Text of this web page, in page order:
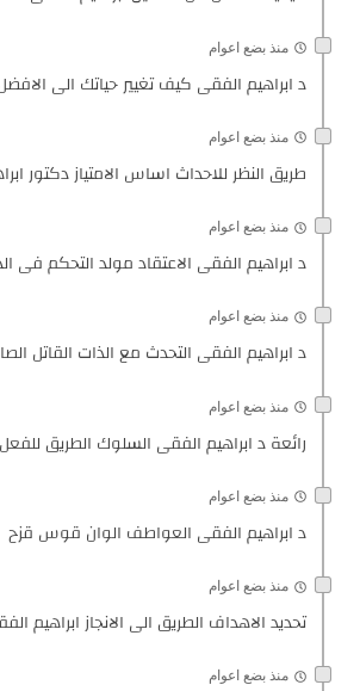
منذ بضع اعوام
د ابراهيم الفقى كيف تغيير حياتك الى
منذ بضع اعوام
طريق النظر للاحداث اساس الامتياز دكتور
منذ بضع اعوام
د ابراهيم الفقى الاعتقاد مولد التحكم فى
منذ بضع اعوام
د ابراهيم الفقى التحدث مع الذات القاتل
منذ بضع اعوام
رائعة د ابراهيم الفقى السلوك الطريق للفعل
منذ بضع اعوام
د ابراهيم الفقى العواطف الوان قوس قزح
منذ بضع اعوام
تحديد الاهداف الطريق الى الانجاز ابراهيم
منذ بضع اعوام